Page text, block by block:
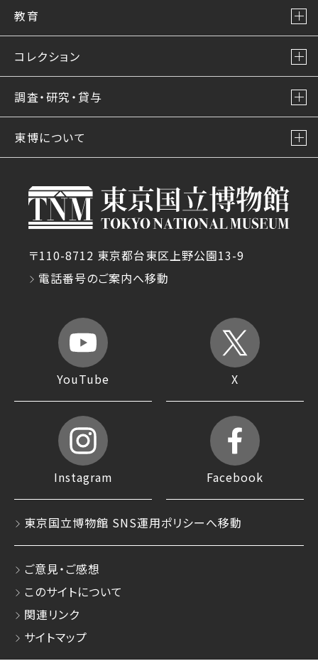
教育
コレクション
調査・研究・貸与
東博について
〒110-8712 東京都台東区上野公園13-9
電話番号のご案内へ移動
YouTube X
Instagram Facebook
東京国立博物館 SNS運用ポリシーへ移動
ご意見・ご感想
このサイトについて
関連リンク
サイトマップ